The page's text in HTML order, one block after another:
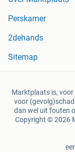
Perskamer
2dehands
Sitemap
Marktplaats is,
voor
dan wel uit fouten
Copyright © 2026